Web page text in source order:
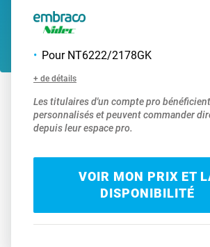
Pour NT6222/2178GK
+ de détails
Les titulaires d'un compte pro
personnalisés et peuvent commander
depuis leur espace pro.
VOIR MON PRIX ET
DISPONIBILITÉ